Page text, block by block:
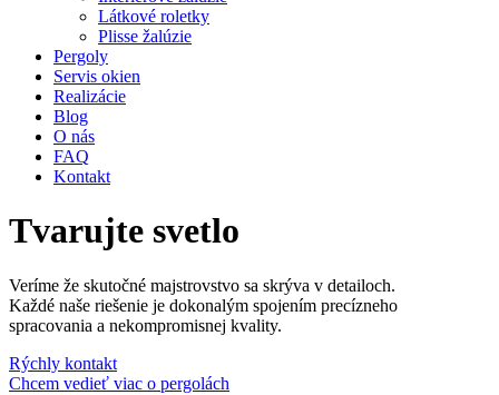
Látkové roletky
Plisse žalúzie
Pergoly
Servis okien
Realizácie
Blog
O nás
FAQ
Kontakt
Tvarujte svetlo
Veríme že skutočné majstrovstvo sa skrýva v detailoch.
Každé naše riešenie je dokonalým spojením precízneho
spracovania a nekompromisnej kvality.
Rýchly kontakt
Chcem vedieť viac o pergolách